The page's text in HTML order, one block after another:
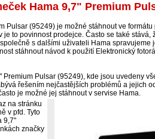
Hama 9,7" Premium
(95249) je možné stáhnout ve formátu
to povinnost prodejce. Často se také stává,
s dalšími uživateli Hama spravujeme
stáhnout návod k použití Elektronický
Pulsar (95249), kde jsou uvedeny
řešením nejčastějších problémů a jejich
je možné jej stáhnout v servise Hama.
na stránku
v pfd. Tyto
9,7"
značky